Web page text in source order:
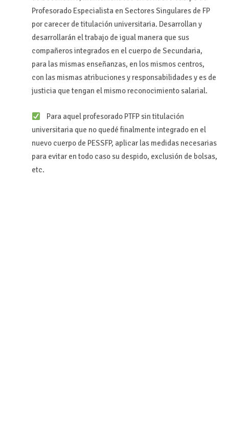
Profesorado Especialista en Sectores Singulares de FP
por carecer de titulación universitaria. Desarrollan y
desarrollarán el trabajo de igual manera que sus
compañeros integrados en el cuerpo de Secundaria,
para las mismas enseñanzas, en los mismos centros,
con las mismas atribuciones y responsabilidades y es de
justicia que tengan el mismo reconocimiento salarial.
Para aquel profesorado PTFP sin titulación
universitaria que no quedé finalmente integrado en el
nuevo cuerpo de PESSFP, aplicar las medidas necesarias
para evitar en todo caso su despido, exclusión de bolsas,
etc.